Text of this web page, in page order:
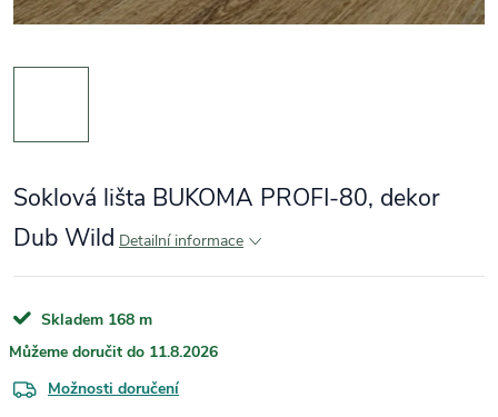
Soklová lišta BUKOMA PROFI-80, dekor
Dub Wild Detailní informace
Skladem 168 m
11.8.2026
Možnosti doručení